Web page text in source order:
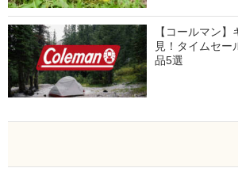
【コールマン
見！タイムセー
品5選